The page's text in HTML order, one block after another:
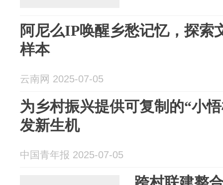
阿尼么IP唤醒乡愁记忆，探索
样本
云南网 2025-07-05
为乡村振兴提供可复制的“小
发新生机
中国青年报 2025-07-05